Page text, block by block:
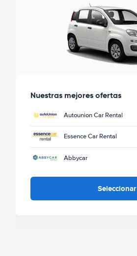
Nuestras mejores ofertas
Autounion Car Rental
Essence Car Rental
Abbycar
Seleccionar